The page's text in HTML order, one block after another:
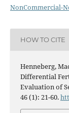
NonCommercial-
HOW TO CITE
Henneberg,
Differential
Evaluation of
46 (1): 21-60.